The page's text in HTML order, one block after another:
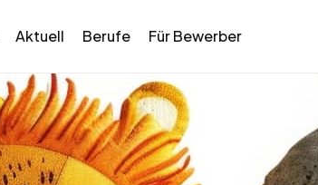
Aktuell Berufe Für Bewerber